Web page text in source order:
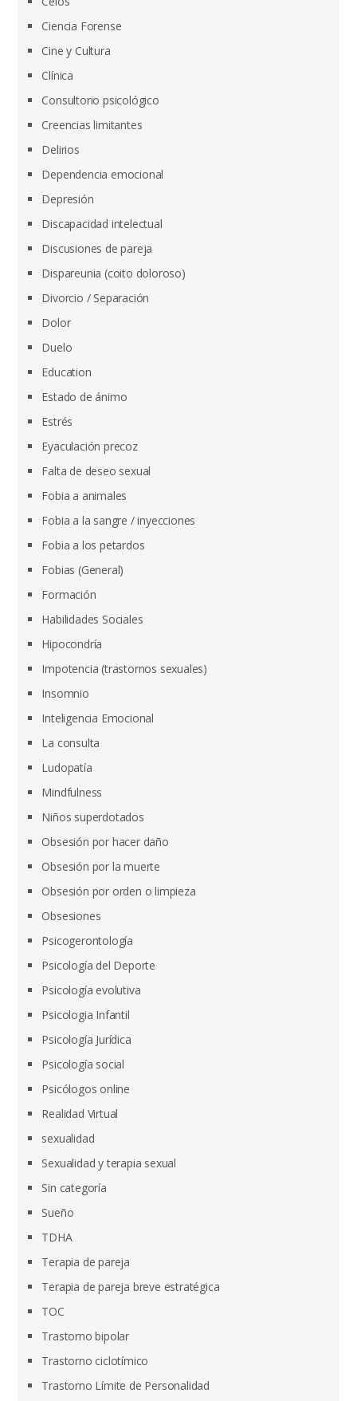
Ciencia Forense
Cine y Cultura
Clínica
Consultorio psicológico
Creencias limitantes
Delirios
Dependencia emocional
Depresión
Discapacidad intelectual
Discusiones de pareja
Dispareunia (coito doloroso)
Divorcio / Separación
Dolor
Duelo
Education
Estado de ánimo
Estrés
Eyaculación precoz
Falta de deseo sexual
Fobia a animales
Fobia a la sangre / inyecciones
Fobia a los petardos
Fobias (General)
Formación
Habilidades Sociales
Hipocondría
Impotencia (trastornos sexuales)
Insomnio
Inteligencia Emocional
La consulta
Ludopatía
Mindfulness
Niños superdotados
Obsesión por hacer daño
Obsesión por la muerte
Obsesión por orden o limpieza
Obsesiones
Psicogerontología
Psicología del Deporte
Psicología evolutiva
Psicologia Infantil
Psicología Jurídica
Psicología social
Psicólogos online
Realidad Virtual
sexualidad
Sexualidad y terapia sexual
Sin categoría
Sueño
TDHA
Terapia de pareja
Terapia de pareja breve estratégica
TOC
Trastorno bipolar
Trastorno ciclotímico
Trastorno Límite de Personalidad